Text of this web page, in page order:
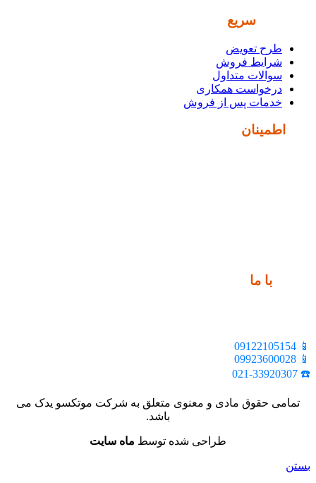
سریع
طرح تعویض
شرایط فروش
سوالات متداول
درخواست همکاری
خدمات پس از فروش
اطمینان
با ما
📱 09122105154
📱 09923600028
☎️ 021-33920307
تمامی حقوق مادی و معنوی متعلق به شرکت موتکسو یدک می
باشد.
طراحی شده توسط ماه سایت
بستن